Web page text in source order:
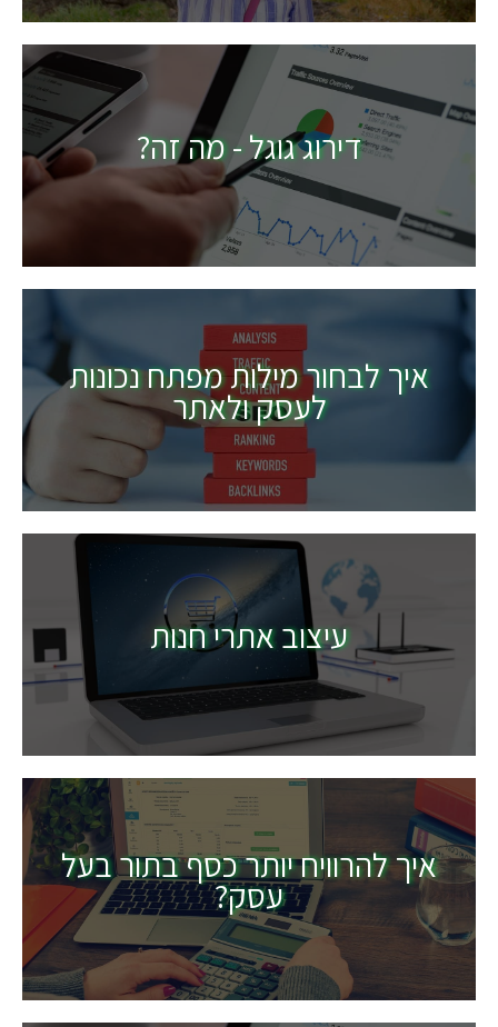
דירוג גוגל - מה זה?
איך לבחור מילות מפתח נכונות
לעסק ולאתר
עיצוב אתרי חנות
איך להרוויח יותר כסף בתור בעל
עסק?